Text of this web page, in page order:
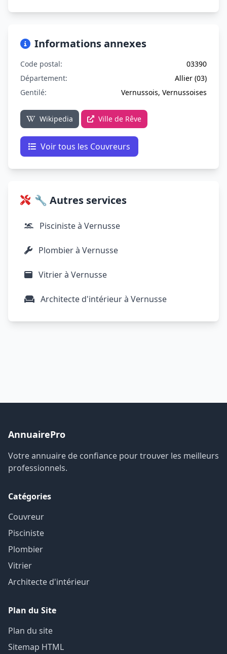
Informations annexes
Code postal:
03390
Département:
Allier (03)
Gentilé:
Vernussois, Vernussoises
Wikipedia Ville de Rêve
Voir tous les Couvreurs
🔧 Autres services
Pisciniste à Vernusse
Plombier à Vernusse
Vitrier à Vernusse
Architecte d'intérieur à Vernusse
AnnuairePro
Votre annuaire de confiance pour trouver les meilleurs
professionnels.
Catégories
Couvreur
Pisciniste
Plombier
Vitrier
Architecte d'intérieur
Plan du Site
Plan du site
Sitemap HTML